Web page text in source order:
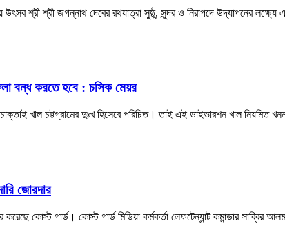
শ্রী শ্রী জগন্নাথ দেবের রথযাত্রা সুষ্ঠু, সুন্দর ও নিরাপদে উদ্‌যাপনের
বন্ধ করতে হবে : চসিক মেয়র
খাল চট্টগ্রামের দুঃখ হিসেবে পরিচিত। তাই এই ডাইভারশন খাল নিয়মিত
জোরদার
কোস্ট গার্ড। কোস্ট গার্ড মিডিয়া কর্মকর্তা লেফটেন্যান্ট কমান্ডার